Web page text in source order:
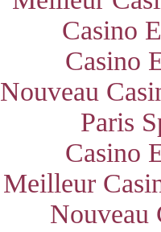
Casino
Casino
Nouveau
Paris
Casino
Meilleur
Nouveau